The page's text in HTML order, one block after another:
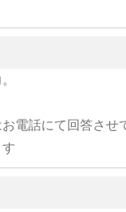
電話にて回答させ